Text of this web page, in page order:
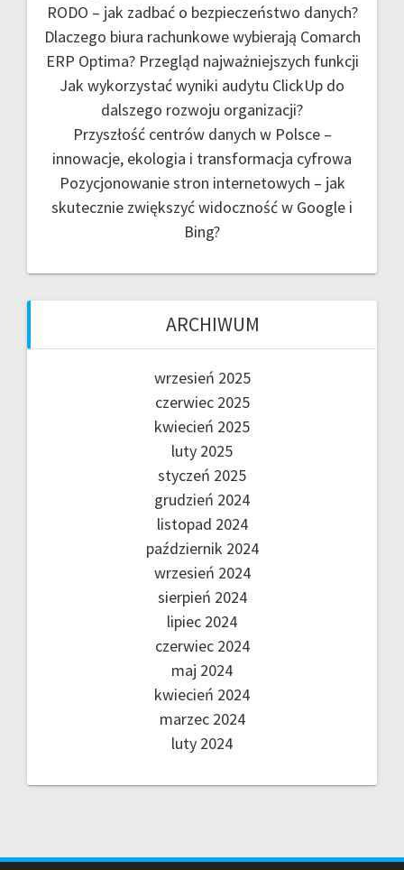
RODO – jak zadbać o bezpieczeństwo danych?
Dlaczego biura rachunkowe wybierają Comarch
ERP Optima? Przegląd najważniejszych funkcji
Jak wykorzystać wyniki audytu ClickUp do
dalszego rozwoju organizacji?
Przyszłość centrów danych w Polsce –
innowacje, ekologia i transformacja cyfrowa
Pozycjonowanie stron internetowych – jak
skutecznie zwiększyć widoczność w Google i
Bing?
ARCHIWUM
wrzesień 2025
czerwiec 2025
kwiecień 2025
luty 2025
styczeń 2025
grudzień 2024
listopad 2024
październik 2024
wrzesień 2024
sierpień 2024
lipiec 2024
czerwiec 2024
maj 2024
kwiecień 2024
marzec 2024
luty 2024